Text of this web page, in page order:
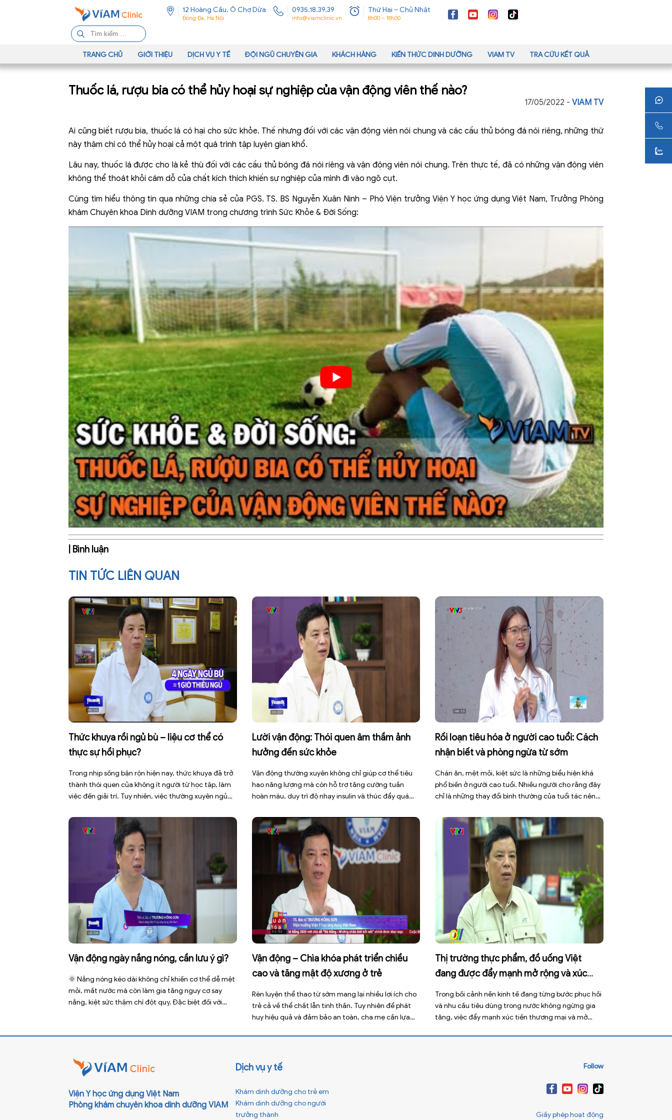
12 Hoàng Cầu, Ô Chợ Dừa
Đống Đa, Hà Nội
0935.18.39.39
info@viamclinic.vn
Thứ Hai – Chủ Nhật
8h00 – 18h00
ì
m
k
ế
o
:
TRANG CHỦ GIỚI THIỆU DỊCH VỤ Y TẾ ĐỘI NGŨ CHUYÊN GIA KHÁCH HÀNG KIẾN THỨC DINH DƯỠNG VIAM TV TRA CỨU KẾT QUẢ
Thuốc lá, rượu bia có thể hủy hoại sự nghiệp của vận động viên thế nào?
17/05/2022 - VIAM TV
Ai cũng biết rượu bia, thuốc lá có hại cho sức khỏe. Thế nhưng đối với các vận động viên nói chung và các cầu thủ bóng đá nói riêng, những thứ
này thậm chí có thể hủy hoại cả một quá trình tập luyện gian khổ.
Lâu nay, thuốc lá được cho là kẻ thù đối với các cầu thủ bóng đá nói riêng và vận động viên nói chung. Trên thực tế, đã có những vận động viên
không thể thoát khỏi cám dỗ của chất kích thích khiến sự nghiệp của mình đi vào ngõ cụt.
Cùng tìm hiểu thông tin qua những chia sẻ của PGS. TS. BS Nguyễn Xuân Ninh – Phó Viện trưởng Viện Y học ứng dụng Việt Nam, Trưởng Phòng
khám Chuyên khoa Dinh dưỡng VIAM trong chương trình Sức Khỏe & Đời Sống:
| Bình luận
TIN TỨC LIÊN QUAN
Thức khuya rồi ngủ bù – liệu cơ thể có
thực sự hồi phục?
Trong nhịp sống bận rộn hiện nay, thức khuya đã trở
thành thói quen của không ít người từ học tập, làm
việc đến giải trí. Tuy nhiên, việc thường xuyên ngủ
phục hồi, dễ rơi vào tình trạng mệt mỏi, giảm tập
trung, […]
Lười vận động: Thói quen âm thầm ảnh
hưởng đến sức khỏe
Vận động thường xuyên không chỉ giúp cơ thể tiêu
hao năng lượng mà còn hỗ trợ tăng cường tuần
hoàn máu, duy trì độ nhạy insulin và thúc đẩy quá
ngồi nhiều trong thời gian dài khiến cơ thể đốt cháy
ít […]
Rối loạn tiêu hóa ở người cao tuổi: Cách
nhận biết và phòng ngừa từ sớm
Chán ăn, mệt mỏi, kiệt sức là những biểu hiện khá
phổ biến ở người cao tuổi. Nhiều người cho rằng đây
chỉ là những thay đổi bình thường của tuổi tác nên
dấu hiệu tưởng chừng đơn giản này có thể là cảnh
báo cho […]
Vận động ngày nắng nóng, cần lưu ý gì?
🌞 Nắng nóng kéo dài không chỉ khiến cơ thể dễ mệt
mỏi, mất nước mà còn làm gia tăng nguy cơ say
nắng, kiệt sức thậm chí đột quỵ. Đặc biệt đối với
Vận động – Chìa khóa phát triển chiều
cao và tăng mật độ xương ở trẻ
Rèn luyện thể thao từ sớm mang lại nhiều lợi ích cho
trẻ cả về thể chất lẫn tinh thần. Tuy nhiên để phát
huy hiệu quả và đảm bảo an toàn, cha mẹ cần lựa
Thị trường thực phẩm, đồ uống Việt
đang được đẩy mạnh mở rộng và xúc
tiến thương mại
Trong bối cảnh nền kinh tế đang từng bước phục hồi
và nhu cầu tiêu dùng trong nước không ngừng gia
tăng, việc đẩy mạnh xúc tiến thương mại và mở
Viện Y học ứng dụng Việt Nam
Phòng khám chuyên khoa dinh dưỡng VIAM
Dịch vụ y tế
Khám dinh dưỡng cho trẻ em
Khám dinh dưỡng cho người
trưởng thành
Follow
Giấy phép hoạt động